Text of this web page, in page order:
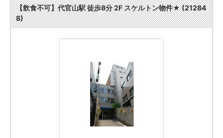
【飲食不可】代官山駅 徒歩8分 2F スケルトン物件★ (21284
8)